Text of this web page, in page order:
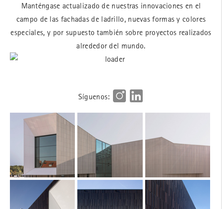
Manténgase actualizado de nuestras innovaciones en el
campo de las fachadas de ladrillo, nuevas formas y colores
especiales, y por supuesto también sobre proyectos realizados
alrededor del mundo.
Síguenos: